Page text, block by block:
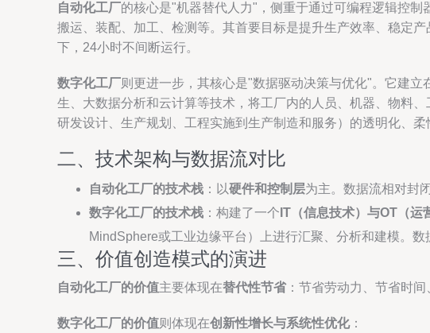
自动化工厂的核心是"机器替代人力"，侧重于通过可编程逻辑控
搬运、装配、加工、检测等。其首要目标是提升生产效率、稳定
下，24小时不间断运行。
数字化工厂则更进一步，其核心是"数据驱动决策与优化"。它建
生、大数据分析和云计算等技术，将工厂内的人员、机器、物料
研发设计、生产规划、工程实施到生产制造和服务）的透明化、柔
二、技术架构与数据流对比
自动化工厂的技术栈 ：以硬件和控制层为主。数据流相对封
数字化工厂的技术栈 ：构建了一个 IT（信息技术）与OT（运
MindSphere或工业边缘平台）上进行汇聚、分析和建模。
三、价值创造模式的演进
自动化工厂的价值主要体现在替代性节省：节省劳动力、节省时间
数字化工厂的价值则体现在创新性增长与系统性优化：